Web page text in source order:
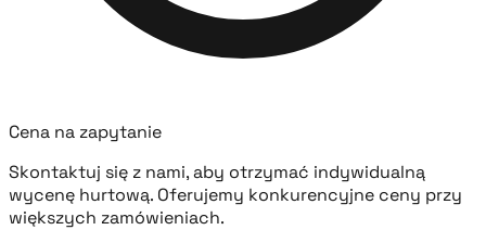
Cena na zapytanie
Skontaktuj się z nami, aby otrzymać indywidualną
wycenę hurtową. Oferujemy konkurencyjne ceny przy
większych zamówieniach.